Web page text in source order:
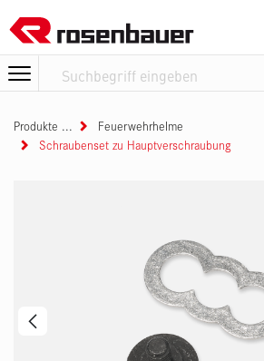
Produkte
Feuerwehrhelme
Schraubenset zu Hauptverschraubung